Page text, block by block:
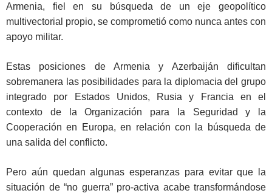
Armenia, fiel en su búsqueda de un eje geopolítico
multivectorial propio, se comprometió como nunca antes con
apoyo militar.
Estas posiciones de Armenia y Azerbaiján dificultan
sobremanera las posibilidades para la diplomacia del grupo
integrado por Estados Unidos, Rusia y Francia en el
contexto de la Organización para la Seguridad y la
Cooperación en Europa, en relación con la búsqueda de
una salida del conflicto.
Pero aún quedan algunas esperanzas para evitar que la
situación de “no guerra” pro-activa acabe transformándose